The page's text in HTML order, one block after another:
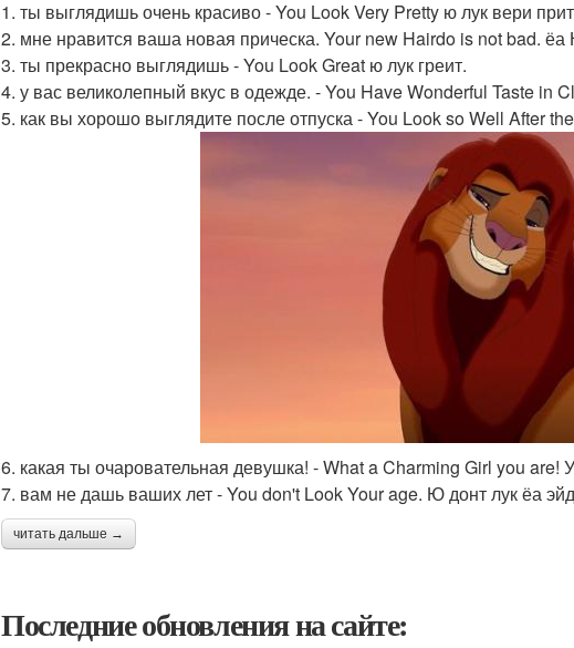
1. ты выглядишь очень красиво - You Look Very Pretty ю лук вери
2. мне нравится ваша новая прическа. Your new Hairdo is not bad. ёа
3. ты прекрасно выглядишь - You Look Great ю лук греит.
4. у вас великолепный вкус в одежде. - You Have Wonderful Taste in
5. как вы хорошо выглядите после отпуска - You Look so Well After
6. какая ты очаровательная девушка! - What a Charming Girl you are!
7. вам не дашь ваших лет - You don't Look Your age. Ю донт лук ёа
читать дальше →
Последние обновления на сайте: